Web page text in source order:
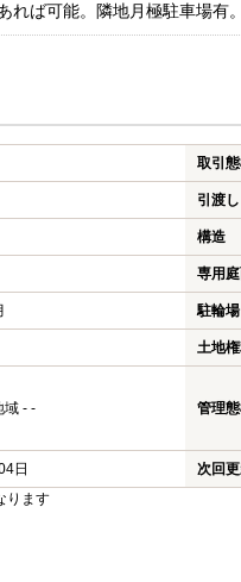
ば可能。隣地月極駐車場有。
取引
引渡し
構造
専用
駐輪場
土地権
域 - - 管理
日 次回更
ります